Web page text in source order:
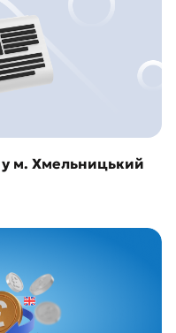
у м. Хмельницький